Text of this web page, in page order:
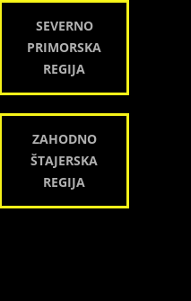
SEVERNO
PRIMORSKA
REGIJA
ZAHODNO
ŠTAJERSKA
REGIJA